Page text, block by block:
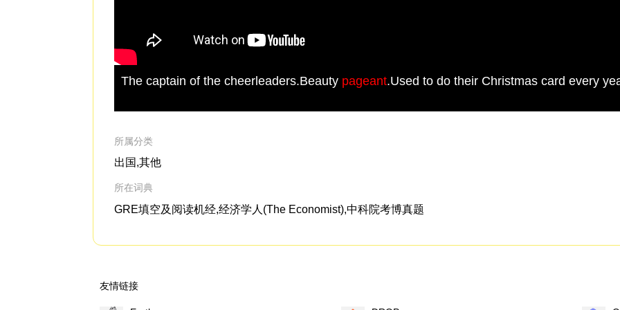
The captain of the cheerleaders.Beauty pageant.Used to do their Christmas card every
所属分类
出国,其他
所在词典
GRE填空及阅读机经,经济学人(The Economist),中科院考博真题
友情链接